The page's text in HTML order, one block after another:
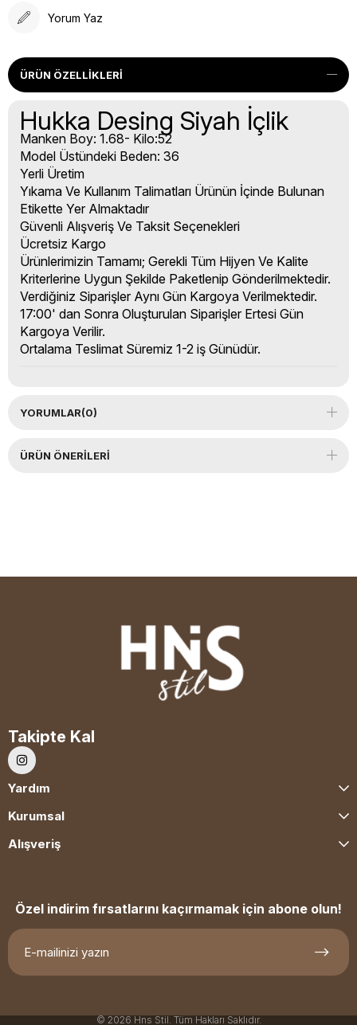
Yorum Yaz
ÜRÜN ÖZELLIKLERI
Hukka Desing Siyah İçlik
Manken Boy: 1.68- Kilo:52
Model Üstündeki Beden: 36
Yerli Üretim
Yıkama Ve Kullanım Talimatları Ürünün İçinde Bulunan
Etikette Yer Almaktadır
Güvenli Alışveriş Ve Taksit Seçenekleri
Ücretsiz Kargo
Ürünlerimizin Tamamı; Gerekli Tüm Hijyen Ve Kalite
Kriterlerine Uygun Şekilde Paketlenip Gönderilmektedir.
Verdiğiniz Siparişler Aynı Gün Kargoya Verilmektedir.
17:00' dan Sonra Oluşturulan Siparişler Ertesi Gün
Kargoya Verilir.
Ortalama Teslimat Süremiz 1-2 iş Günüdür.
YORUMLAR(0)
ÜRÜN ÖNERILERI
Takipte Kal
Yardım
Kurumsal
Alışveriş
Özel indirim fırsatlarını kaçırmamak için abone olun!
© 2026 Hns Stil. Tüm Hakları Saklıdır.